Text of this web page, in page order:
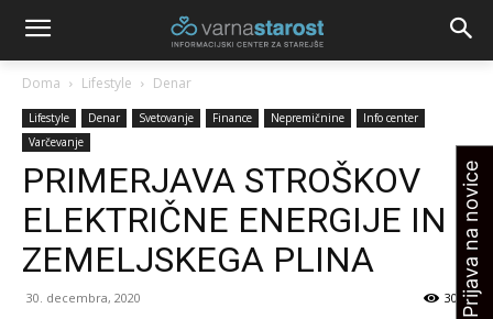
Doma Lifestyle Denar
Lifestyle Denar Svetovanje Finance Nepremičnine
Info center
Varčevanje
PRIMERJAVA STROŠKOV
ELEKTRIČNE ENERGIJE IN
ZEMELJSKEGA PLINA
30. decembra, 2020 3045Prijava na novice